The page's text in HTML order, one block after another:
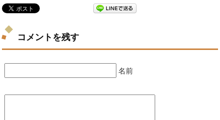
コメントを残す
名前